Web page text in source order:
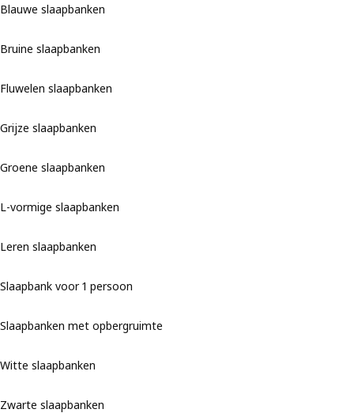
Blauwe slaapbanken
Bruine slaapbanken
Fluwelen slaapbanken
Grijze slaapbanken
Groene slaapbanken
L-vormige slaapbanken
Leren slaapbanken
Slaapbank voor 1 persoon
Slaapbanken met opbergruimte
Witte slaapbanken
Zwarte slaapbanken